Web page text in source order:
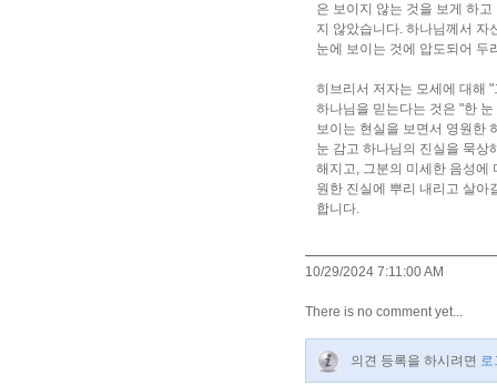
은 보이지 않는 것을 보게 하
지 않았습니다. 하나님께서 자
눈에 보이는 것에 압도되어 두
히브리서 저자는 모세에 대해
하나님을 믿는다는 것은 "한
보이는 현실을 보면서 영원한
눈 감고 하나님의 진실을 묵상
해지고, 그분의 미세한 음성에
원한 진실에 뿌리 내리고 살아
합니다.
10/29/2024 7:11:00 AM
There is no comment yet...
의견 등록을 하시려면 로